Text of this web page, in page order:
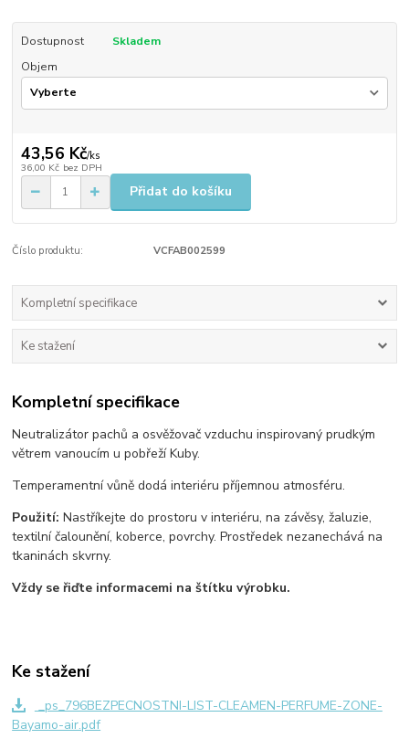
Dostupnost
Skladem
Objem
43,56 Kč/ks
36,00 Kč bez DPH
Přidat do košíku
Číslo produktu: VCFAB002599
Kompletní specifikace
Ke stažení
Kompletní specifikace
Neutralizátor pachů a osvěžovač vzduchu inspirovaný prudkým
větrem vanoucím u pobřeží Kuby.
​Temperamentní vůně dodá interiéru příjemnou atmosféru.
Použití: Nastříkejte do prostoru v interiéru, na závěsy, žaluzie,
textilní čalounění, koberce, povrchy. Prostředek nezanechává na
tkaninách skvrny.
Vždy se řiďte informacemi na štítku výrobku.
Ke stažení
_ps_796BEZPECNOSTNI-LIST-CLEAMEN-PERFUME-ZONE-
Bayamo-air.pdf